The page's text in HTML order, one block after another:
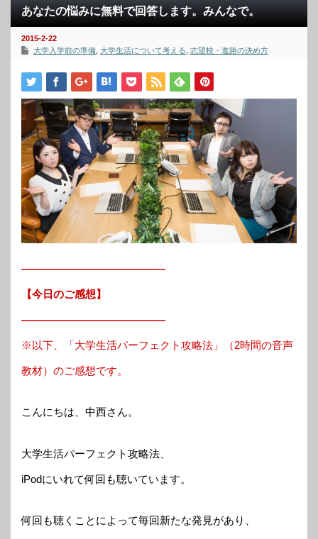
あなたの悩みに無料で回答します。みんなで。
2015-2-22
大学入学前の準備 大学生活について考える 志望校・進路の決め方
—————————————–
【今日のご感想】
—————————————–
※以下、「大学生活パーフェクト攻略法」（2時間の音声
教材）のご感想です。
こんにちは、中西さん。
大学生活パーフェクト攻略法、
iPodにいれて何回も聴いています。
何回も聴くことによって毎回新たな発見があり、